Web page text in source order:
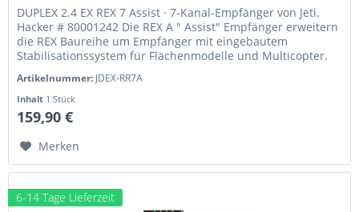
DUPLEX 2.4 EX REX 7 Assist · 7-Kanal-Empfänger von Jeti.
Hacker # 80001242 Die REX A " Assist" Empfänger erweitern
die REX Baureihe um Empfänger mit eingebautem
Stabilisationssystem für Flächenmodelle und Multicopter.
Artikelnummer: JDEX-RR7A
Inhalt 1 Stück
159,90 €
Merken
6-14 Tage Lieferzeit